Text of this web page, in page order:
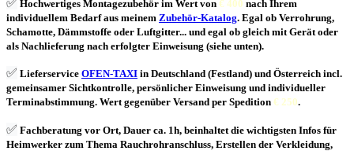
Hochwertiges Montagezubehör im Wert von € 400 nach Ihrem
individuellem Bedarf aus meinem Zubehör-Katalog. Egal ob Verrohrung,
Schamotte, Dämmstoffe oder Luftgitter... und egal ob gleich mit Gerät oder
als Nachlieferung nach erfolgter Einweisung (siehe unten).
✅ Lieferservice OFEN-TAXI in Deutschland (Festland) und Österreich incl.
gemeinsamer Sichtkontrolle, persönlicher Einweisung und individueller
Terminabstimmung. Wert gegenüber Versand per Spedition € 250.
✅ Fachberatung vor Ort, Dauer ca. 1h, beinhaltet die wichtigsten Infos für
Heimwerker zum Thema Rauchrohranschluss, Erstellen der Verkleidung,